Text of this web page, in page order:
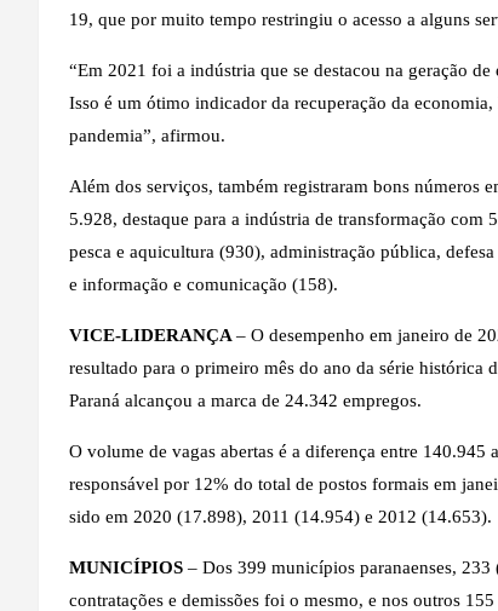
19, que por muito tempo restringiu o acesso a alguns
“Em 2021 foi a indústria que se destacou na geração
Isso é um ótimo indicador da recuperação da
pandemia”, afirmou.
Além dos serviços, também registraram bons números
5.928, destaque para a indústria de transformação
pesca e aquicultura (930), administração pública,
e informação e comunicação (158).
VICE-LIDERANÇA – O desempenho em janeiro de
resultado para o primeiro mês do ano da série histórica
Paraná alcançou a marca de 24.342 empregos.
O volume de vagas abertas é a diferença entre 140.945
responsável por 12% do total de postos formais em
sido em 2020 (17.898), 2011 (14.954) e 2012 (14.653).
MUNICÍPIOS – Dos 399 municípios paranaenses,
contratações e demissões foi o mesmo, e nos outros